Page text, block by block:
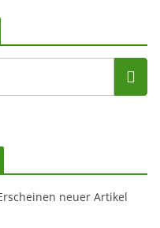
neuer Artikel